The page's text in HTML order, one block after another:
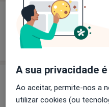
Experiência
Mostrar
Preços
Sem informação
A sua privacidade
Ao aceitar, permite-nos a
utilizar cookies (ou